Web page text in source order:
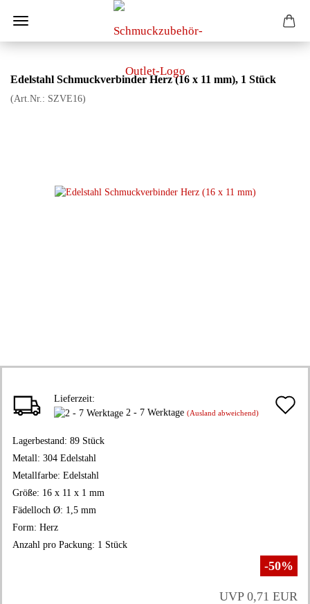
Edelstahl Schmuckverbinder Herz (16 x 11 mm), 1 Stück
(Art.Nr.: SZVE16)
Lieferzeit:
2 - 7 Werktage (Ausland abweichend)
Lagerbestand: 89 Stück
Metall: 304 Edelstahl
Metallfarbe: Edelstahl
Größe: 16 x 11 x 1 mm
Fädelloch Ø: 1,5 mm
Form: Herz
Anzahl pro Packung: 1 Stück
-50%
UVP 0,71 EUR